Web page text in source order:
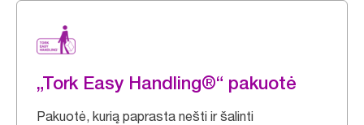
„Tork Easy Handling®“ pakuotė
Pakuotė, kurią paprasta nešti ir šalinti